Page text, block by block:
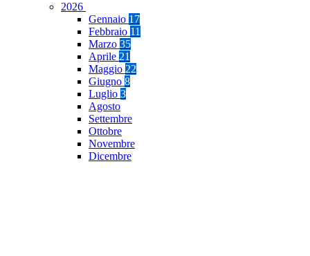
2026
Gennaio 17
Febbraio 11
Marzo 35
Aprile 21
Maggio 22
Giugno 8
Luglio 3
Agosto
Settembre
Ottobre
Novembre
Dicembre